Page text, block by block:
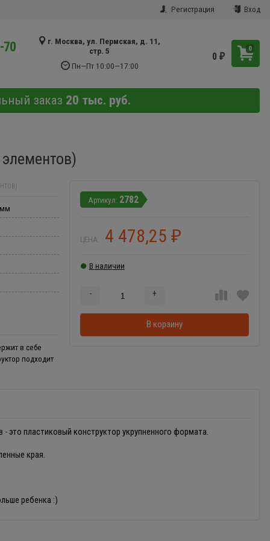
Регистрация Вход
70
г. Москва, ул. Пермская, д. 11,
стр. 5
Пн—Пт 10:00—17:00
0
0₽
заказ 20 тыс. руб.
2782
ЦЕНА: 4 478,25₽
В наличии
- +
В корзину
в себе
подходит
это пластиковый конструктор укрупненного формата.
края.
ребенка :)